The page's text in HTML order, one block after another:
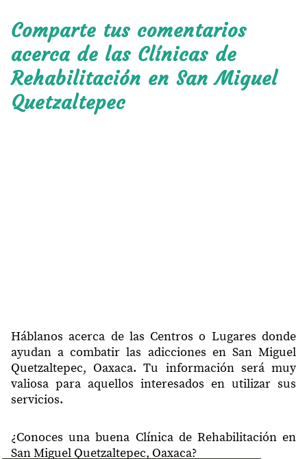
Comparte tus comentarios
acerca de las Clínicas de
Rehabilitación en San Miguel
Quetzaltepec
Háblanos acerca de las Centros o Lugares donde
ayudan a combatir las adicciones en San Miguel
Quetzaltepec, Oaxaca. Tu información será muy
valiosa para aquellos interesados en utilizar sus
servicios.
¿Conoces una buena Clínica de Rehabilitación en
San Miguel Quetzaltepec, Oaxaca?